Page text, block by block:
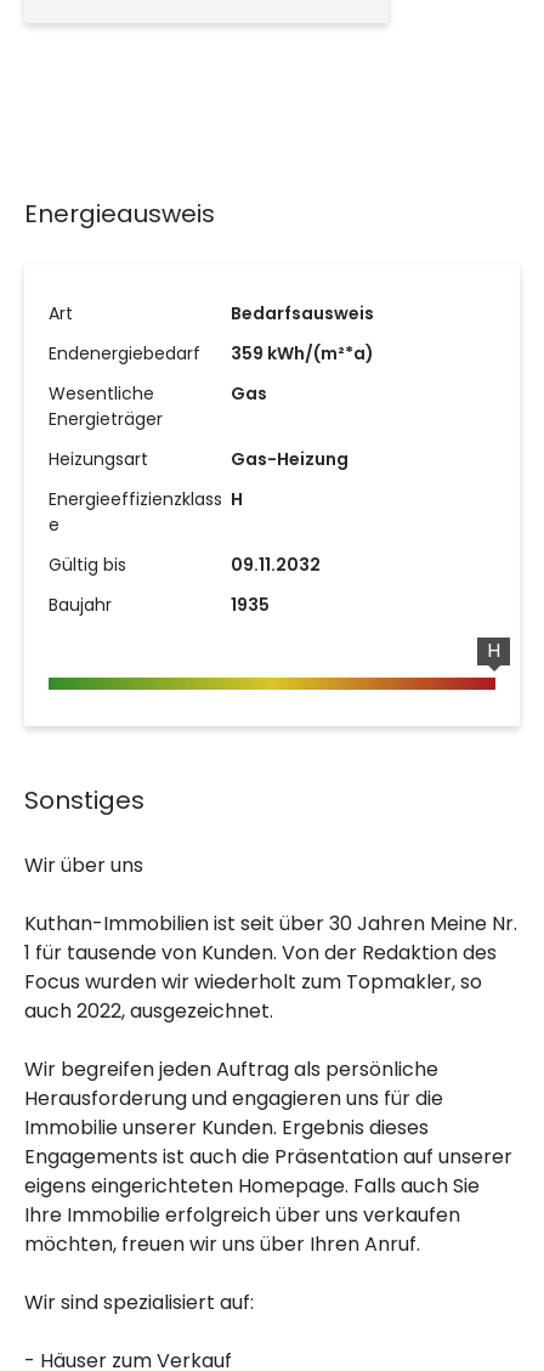
Energieausweis
Art
Bedarfsausweis
Endenergiebedarf
359 kWh/(m²*a)
Wesentliche
Energieträger
Gas
Heizungsart
Gas-Heizung
Energieeffizienzklass
e
H
Gültig bis
09.11.2032
Baujahr
1935
H
Sonstiges
Wir über uns
Kuthan-Immobilien ist seit über 30 Jahren Meine Nr.
1 für tausende von Kunden. Von der Redaktion des
Focus wurden wir wiederholt zum Topmakler, so
auch 2022, ausgezeichnet.
Wir begreifen jeden Auftrag als persönliche
Herausforderung und engagieren uns für die
Immobilie unserer Kunden. Ergebnis dieses
Engagements ist auch die Präsentation auf unserer
eigens eingerichteten Homepage. Falls auch Sie
Ihre Immobilie erfolgreich über uns verkaufen
möchten, freuen wir uns über Ihren Anruf.
Wir sind spezialisiert auf:
- Häuser zum Verkauf